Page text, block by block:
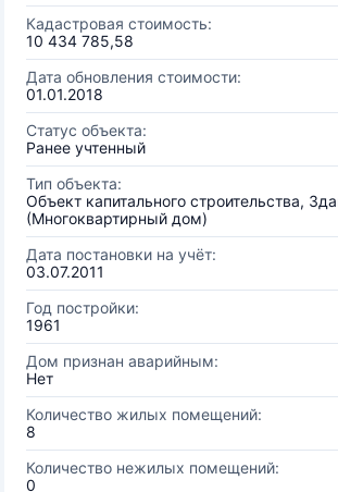
Кадастровая стоимость:
10 434 785,58
Дата обновления стоимости:
01.01.2018
Статус объекта:
Ранее учтенный
Тип объекта:
Объект капитального строительства,
(Многоквартирный дом)
Дата постановки на учёт:
03.07.2011
Год постройки:
1961
Дом признан аварийным:
Нет
Количество жилых помещений:
8
Количество нежилых помещений:
0